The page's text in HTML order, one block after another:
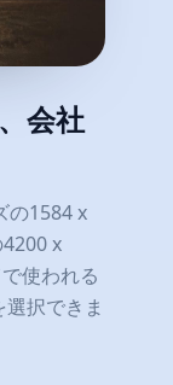
会社
の1584 x
x
使われる
択できま